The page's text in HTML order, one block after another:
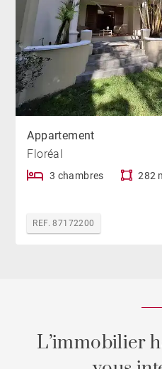
Appartement
Floréal
3 chambres 282
REF. 87172200
L’immobilier